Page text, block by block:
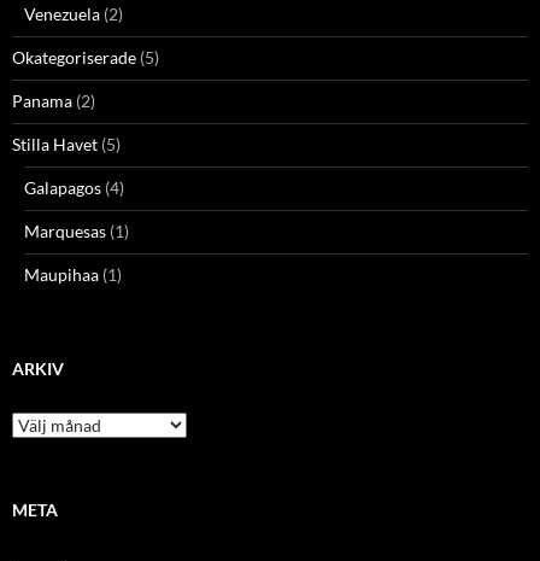
Venezuela (2)
Okategoriserade (5)
Panama (2)
Stilla Havet (5)
Galapagos (4)
Marquesas (1)
Maupihaa (1)
ARKIV
Arkiv
META